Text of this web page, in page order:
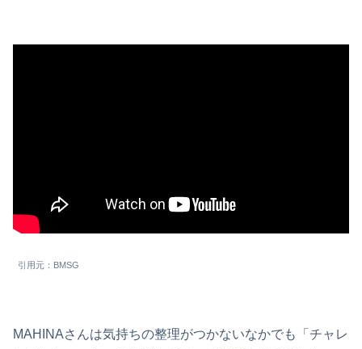
引用元：BMSG
MAHINAさんは気持ちの整理がつかないなかでも「チャレ